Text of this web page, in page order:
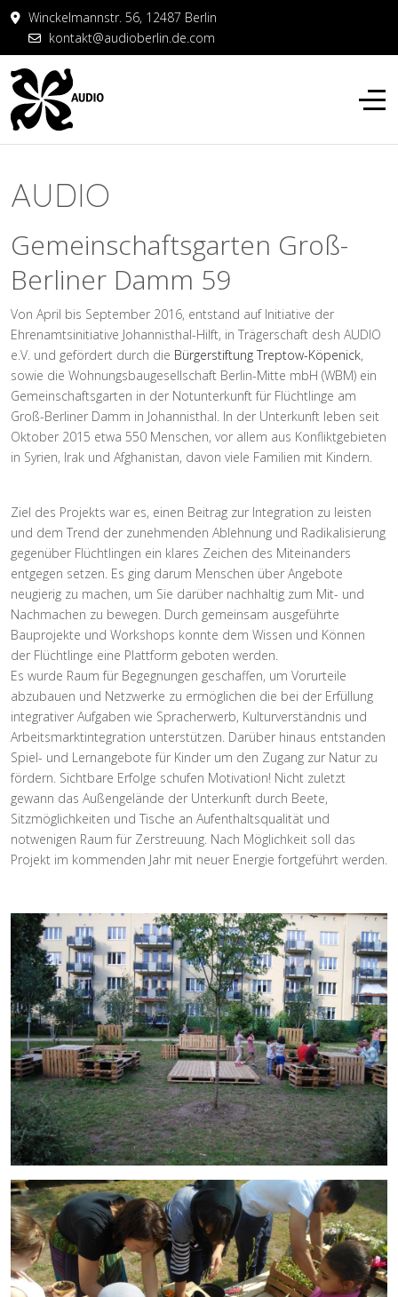
Winckelmannstr. 56, 12487 Berlin
kontakt@audioberlin.de.com
AUDIO
Gemeinschaftsgarten Groß-
Berliner Damm 59
Von April bis September 2016, entstand auf Initiative der
Ehrenamtsinitiative Johannisthal-Hilft, in Trägerschaft desh AUDIO
e.V. und gefördert durch die Bürgerstiftung Treptow-Köpenick,
sowie die Wohnungsbaugesellschaft Berlin-Mitte mbH (WBM) ein
Gemeinschaftsgarten in der Notunterkunft für Flüchtlinge am
Groß-Berliner Damm in Johannisthal. In der Unterkunft leben seit
Oktober 2015 etwa 550 Menschen, vor allem aus Konfliktgebieten
in Syrien, Irak und Afghanistan, davon viele Familien mit Kindern.
Ziel des Projekts war es, einen Beitrag zur Integration zu leisten
und dem Trend der zunehmenden Ablehnung und Radikalisierung
gegenüber Flüchtlingen ein klares Zeichen des Miteinanders
entgegen setzen. Es ging darum Menschen über Angebote
neugierig zu machen, um Sie darüber nachhaltig zum Mit- und
Nachmachen zu bewegen. Durch gemeinsam ausgeführte
Bauprojekte und Workshops konnte dem Wissen und Können
der Flüchtlinge eine Plattform geboten werden.
Es wurde Raum für Begegnungen geschaffen, um Vorurteile
abzubauen und Netzwerke zu ermöglichen die bei der Erfüllung
integrativer Aufgaben wie Spracherwerb, Kulturverständnis und
Arbeitsmarktintegration unterstützen. Darüber hinaus entstanden
Spiel- und Lernangebote für Kinder um den Zugang zur Natur zu
fördern. Sichtbare Erfolge schufen Motivation! Nicht zuletzt
gewann das Außengelände der Unterkunft durch Beete,
Sitzmöglichkeiten und Tische an Aufenthaltsqualität und
notwenigen Raum für Zerstreuung. Nach Möglichkeit soll das
Projekt im kommenden Jahr mit neuer Energie fortgeführt werden.